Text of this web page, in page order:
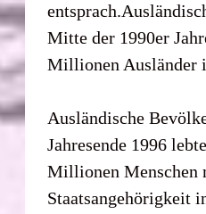
Mitte der 1990er
Millionen Ausländer
Ausländische
Jahresende 1996
Millionen Menschen
Staatsangehörigkeit